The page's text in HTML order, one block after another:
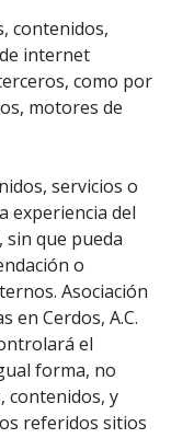
contenidos,
internet
como por
motores de
servicios o
experiencia del
sin que pueda
o
Asociación
en Cerdos, A.C.
el
forma, no
contenidos, y
referidos sitios